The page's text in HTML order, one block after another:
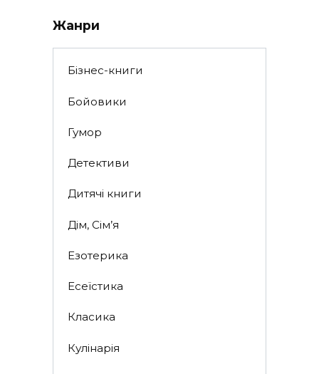
Жанри
Бізнес-книги
Бойовики
Гумор
Детективи
Дитячі книги
Дім, Сім’я
Езотерика
Есеїстика
Класика
Кулінарія